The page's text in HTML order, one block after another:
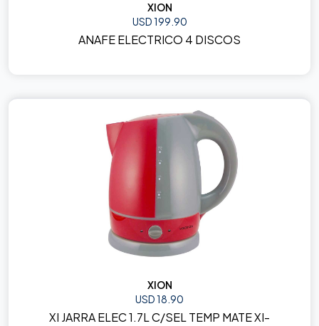
XION
USD 199.90
ANAFE ELECTRICO 4 DISCOS
XION
USD 18.90
XI JARRA ELEC 1.7L C/SEL TEMP MATE XI-